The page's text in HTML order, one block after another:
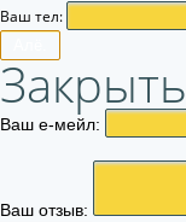
Ваш тел:
Закрыть
Ваш е-мейл:
Ваш отзыв: